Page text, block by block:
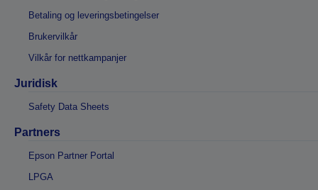
Betaling og leveringsbetingelser
Brukervilkår
Vilkår for nettkampanjer
Juridisk
Safety Data Sheets
Partners
Epson Partner Portal
LPGA